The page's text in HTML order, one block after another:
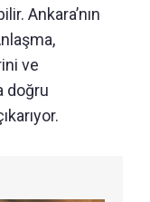
Ankara’nın
ve
doğru